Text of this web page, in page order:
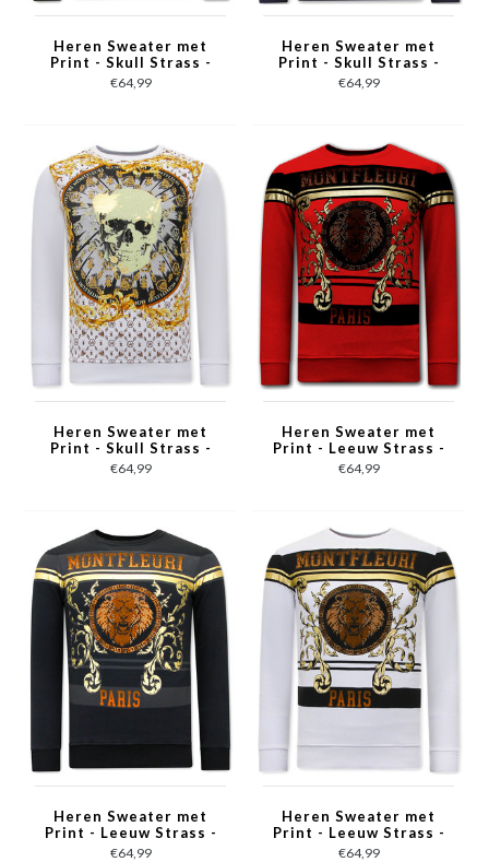
Heren Sweater met
Print - Skull Strass -
3796 - Groen
€64,99
Heren Sweater met
Print - Skull Strass -
3796 - Blauw
€64,99
Heren Sweater met
Print - Skull Strass -
3796 - Wit
€64,99
Heren Sweater met
Print - Leeuw Strass -
3767 - Rood
€64,99
Heren Sweater met
Print - Leeuw Strass -
3767 - Zwart
€64,99
Heren Sweater met
Print - Leeuw Strass -
3767 - Wit
€64,99